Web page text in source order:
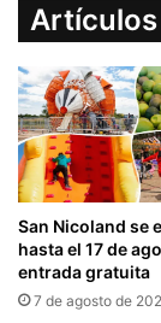
San Nicoland se
hasta el 17 de
entrada gratuita
7 de agosto de